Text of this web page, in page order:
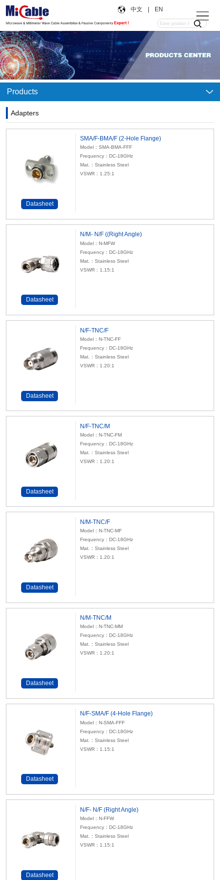
中文 EN
Products
Adapters
Datasheet
SMA/F-BMA/F (2-Hole Flange)
Model：SMA-BMA-FFF
Frequency：DC-18GHz
Mat.：Stainless Steel
VSWR：1.25:1
Datasheet
N/M- N/F ((Right Angle)
Model：N-MFW
Frequency：DC-18GHz
Mat.：Stainless Steel
VSWR：1.15:1
Datasheet
N/F-TNC/F
Model：N-TNC-FF
Frequency：DC-18GHz
Mat.：Stainless Steel
VSWR：1.20:1
Datasheet
N/F-TNC/M
Model：N-TNC-FM
Frequency：DC-18GHz
Mat.：Stainless Steel
VSWR：1.20:1
Datasheet
N/M-TNC/F
Model：N-TNC-MF
Frequency：DC-18GHz
Mat.：Stainless Steel
VSWR：1.20:1
Datasheet
N/M-TNC/M
Model：N-TNC-MM
Frequency：DC-18GHz
Mat.：Stainless Steel
VSWR：1.20:1
Datasheet
N/F-SMA/F (4-Hole Flange)
Model：N-SMA-FFF
Frequency：DC-18GHz
Mat.：Stainless Steel
VSWR：1.15:1
Datasheet
N/F- N/F (Right Angle)
Model：N-FFW
Frequency：DC-18GHz
Mat.：Stainless Steel
VSWR：1.15:1